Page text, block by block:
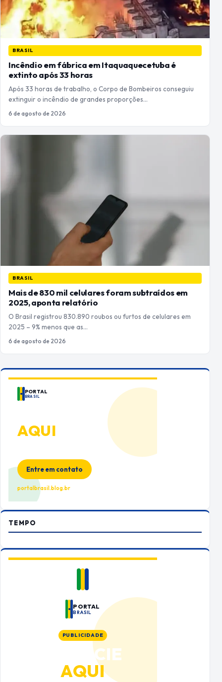
BRASIL
Incêndio em fábrica em Itaquaquecetuba é
extinto após 33 horas
Após 33 horas de trabalho, o Corpo de Bombeiros conseguiu
extinguir o incêndio de grandes proporções…
6 de agosto de 2026
BRASIL
Mais de 830 mil celulares foram subtraídos em
2025, aponta relatório
O Brasil registrou 830.890 roubos ou furtos de celulares em
2025 – 9% menos que as…
6 de agosto de 2026
PORTAL
BRASIL
AQUI
Entre em contato
portalbrasil.blog.br
TEMPO
PORTAL
BRASIL
PUBLICIDADE
ANUNCIE
AQUI